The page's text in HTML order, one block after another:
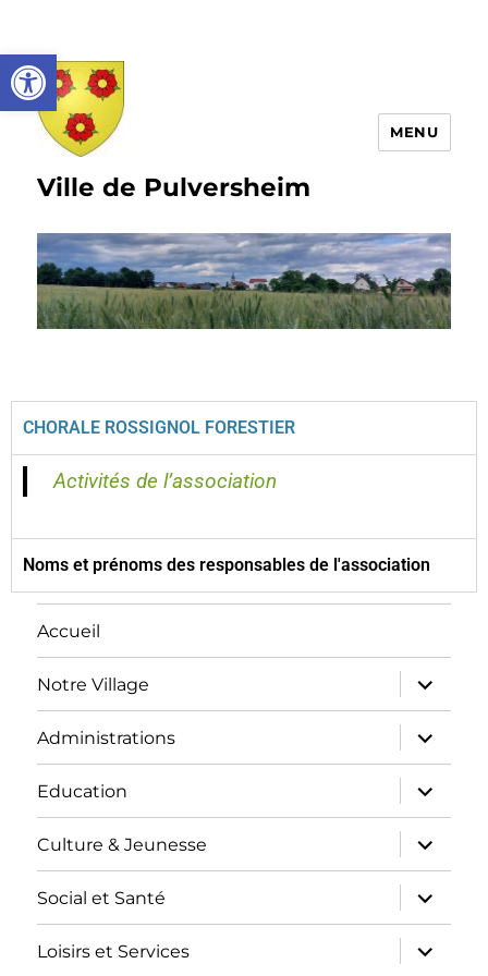
Ouvrir la barre d’outils
Ville de Pulversheim
MENU
CHORALE ROSSIGNOL FORESTIER
Activités de l’association
Noms et prénoms des responsables de l'association
Accueil
Notre Village
Administrations
Education
Culture & Jeunesse
Social et Santé
Loisirs et Services